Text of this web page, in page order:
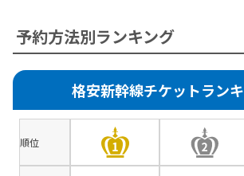
予約方法別ランキング
格安新幹線チケットランキ
順位